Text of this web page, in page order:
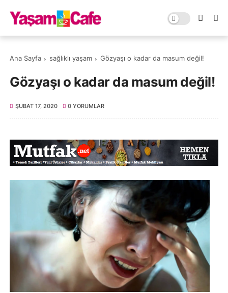
Ana Sayfa sağlıklı yaşam Gözyaşı o kadar da masum değil!
Gözyaşı o kadar da masum değil!
ŞUBAT 17, 2020 0 YORUMLAR